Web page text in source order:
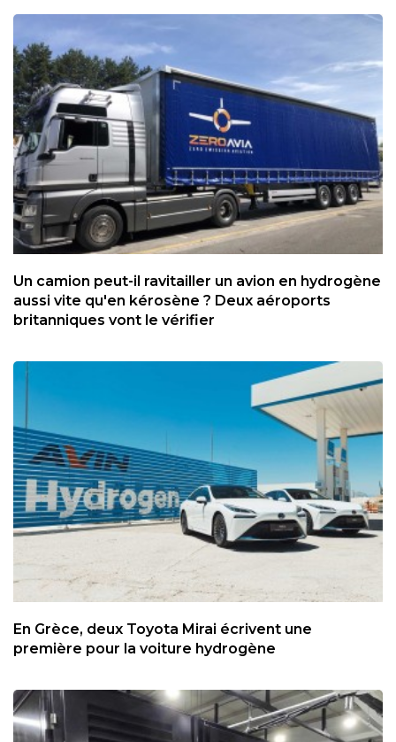
Un camion peut-il ravitailler un avion en hydrogène
aussi vite qu'en kérosène ? Deux aéroports
britanniques vont le vérifier
En Grèce, deux Toyota Mirai écrivent une
première pour la voiture hydrogène